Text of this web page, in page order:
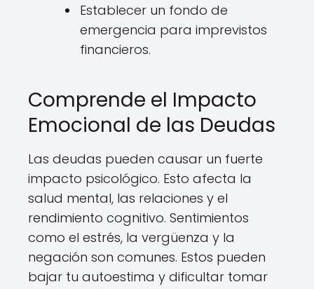
Establecer un fondo de
emergencia para imprevistos
financieros.
Comprende el Impacto
Emocional de las Deudas
Las deudas pueden causar un fuerte
impacto psicológico. Esto afecta la
salud mental, las relaciones y el
rendimiento cognitivo. Sentimientos
como el estrés, la vergüenza y la
negación son comunes. Estos pueden
bajar tu autoestima y dificultar tomar